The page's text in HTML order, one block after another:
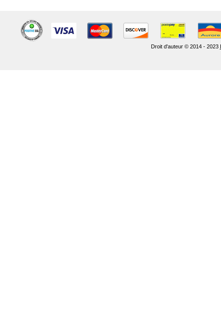
Droit d'auteur © 2014 - 2023